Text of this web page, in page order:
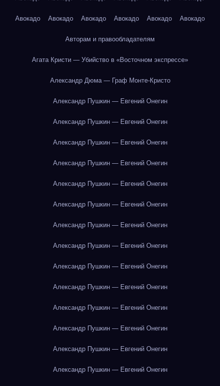
Авокадо Авокадо Авокадо Авокадо Авокадо Авокадо
Авторам и правообладателям
Агата Кристи — Убийство в «Восточном экспрессе»
Александр Дюма — Граф Монте-Кристо
Александр Пушкин — Евгений Онегин
Александр Пушкин — Евгений Онегин
Александр Пушкин — Евгений Онегин
Александр Пушкин — Евгений Онегин
Александр Пушкин — Евгений Онегин
Александр Пушкин — Евгений Онегин
Александр Пушкин — Евгений Онегин
Александр Пушкин — Евгений Онегин
Александр Пушкин — Евгений Онегин
Александр Пушкин — Евгений Онегин
Александр Пушкин — Евгений Онегин
Александр Пушкин — Евгений Онегин
Александр Пушкин — Евгений Онегин
Александр Пушкин — Евгений Онегин